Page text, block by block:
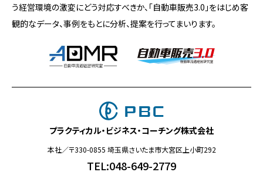
う経営環境の激変にどう対応すべきか、「自動車販売3.0」をはじめ客
観的なデータ、事例をもとに分析、提案を行ってまいります。
プラクティカル・ビジネス・コーチング株式会社
本社／〒330-0855 埼玉県さいたま市大宮区上小町292
TEL:048-649-2779